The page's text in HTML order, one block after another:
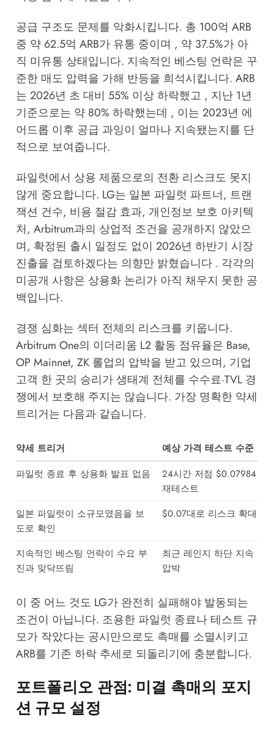
공급 구조도 문제를 악화시킵니다. 총 100억 ARB
중 약 62.5억 ARB가 유통 중이며 , 약 37.5%가 아
직 미유통 상태입니다. 지속적인 베스팅 언락은 꾸
준한 매도 압력을 가해 반등을 희석시킵니다. ARB
는 2026년 초 대비 55% 이상 하락했고 , 지난 1년
기준으로는 약 80% 하락했는데 , 이는 2023년 에
어드롭 이후 공급 과잉이 얼마나 지속됐는지를 단
적으로 보여줍니다.
파일럿에서 상용 제품으로의 전환 리스크도 못지
않게 중요합니다. LG는 일본 파일럿 파트너, 트랜
잭션 건수, 비용 절감 효과, 개인정보 보호 아키텍
처, Arbitrum과의 상업적 조건을 공개하지 않았으
며, 확정된 출시 일정도 없이 2026년 하반기 시장
진출을 검토하겠다는 의향만 밝혔습니다 . 각각의
미공개 사항은 상용화 논리가 아직 채우지 못한 공
백입니다.
경쟁 심화는 섹터 전체의 리스크를 키웁니다.
Arbitrum One의 이더리움 L2 활동 점유율은 Base,
OP Mainnet, ZK 롤업의 압박을 받고 있으며, 기업
고객 한 곳의 승리가 생태계 전체를 수수료·TVL 경
쟁에서 보호해 주지는 않습니다. 가장 명확한 약세
트리거는 다음과 같습니다.
약세 트리거
예상 가격 테스트 수준
파일럿 종료 후 상용화 발표 없음
24시간 저점 $0.07984
재테스트
일본 파일럿이 소규모였음을 보
도로 확인
$0.07대로 리스크 확대
지속적인 베스팅 언락이 수요 부
진과 맞닥뜨림
최근 레인지 하단 지속
압박
이 중 어느 것도 LG가 완전히 실패해야 발동되는
조건이 아닙니다. 조용한 파일럿 종료나 테스트 규
모가 작았다는 공시만으로도 촉매를 소멸시키고
ARB를 기존 하락 추세로 되돌리기에 충분합니다.
포트폴리오 관점: 미결 촉매의 포지
션 규모 설정